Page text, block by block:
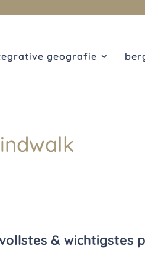
geografie
& wichtigstes